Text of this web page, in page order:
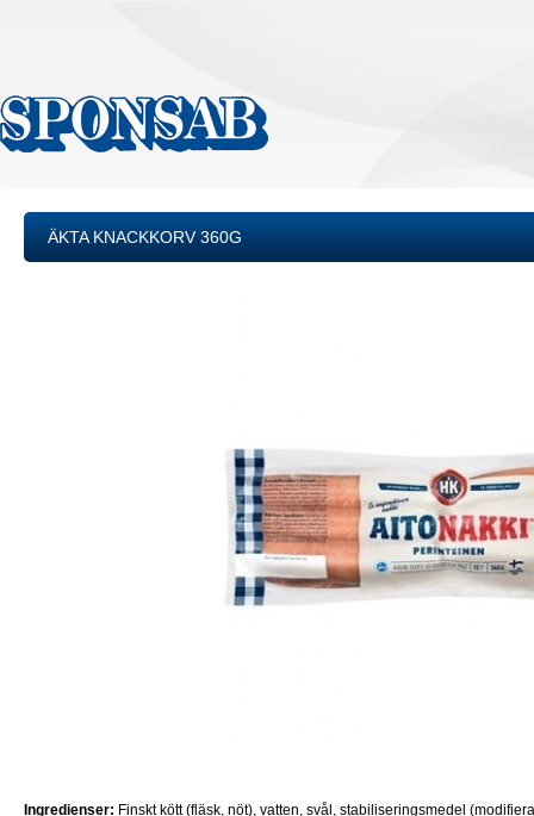
ÄKTA KNACKKORV 360G
Ingredienser: Finskt kött (fläsk, nöt), vatten, svål, stabiliseringsmedel